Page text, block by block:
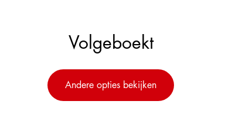
Volgeboekt
Andere opties bekijken